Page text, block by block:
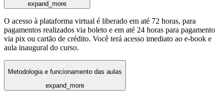
expand_more
O acesso à plataforma virtual é liberado em até 72 horas, para
pagamentos realizados via boleto e em até 24 horas para pagamento
via pix ou cartão de crédito. Você terá acesso imediato ao e-book e
aula inaugural do curso.
Metodologia e funcionamento das aulas
expand_more